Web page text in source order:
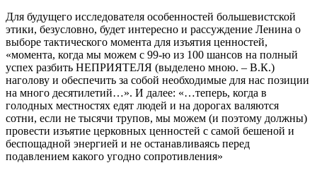
Для будущего исследователя особенностей большевистской
этики, безусловно, будет интересно и рассуждение Ленина о
выборе тактического момента для изъятия ценностей,
«момента, когда мы можем с 99-ю из 100 шансов на полный
успех разбить НЕПРИЯТЕЛЯ (выделено мною. – В.К.)
наголову и обеспечить за собой необходимые для нас позиции
на много десятилетий…». И далее: «…теперь, когда в
голодных местностях едят людей и на дорогах валяются
сотни, если не тысячи трупов, мы можем (и поэтому должны)
провести изъятие церковных ценностей с самой бешеной и
беспощадной энергией и не останавливаясь перед
подавлением какого угодно сопротивления»